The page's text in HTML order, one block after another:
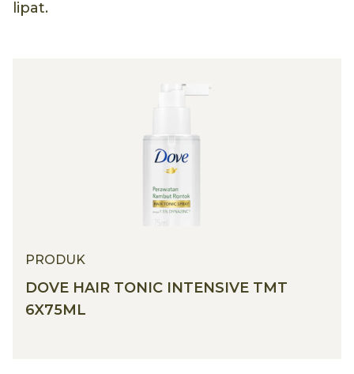
lipat.
PRODUK
DOVE HAIR TONIC INTENSIVE TMT
6X75ML